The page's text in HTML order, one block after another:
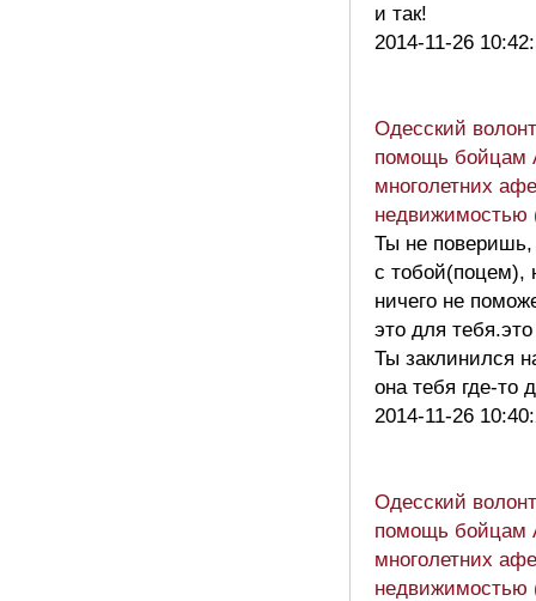
и так!
2014-11-26
Одесский
помощь бойцам
многолетних
недвижимостью
Ты не поверишь,
с тобой(поцем),
ничего не
это для
Ты заклинился
она тебя где-то
2014-11-26
Одесский
помощь бойцам
многолетних
недвижимостью